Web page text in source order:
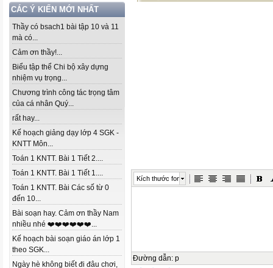
CÁC Ý KIẾN MỚI NHẤT
Thầy có bsach1 bài tập 10 và 11
mà có...
Cảm ơn thầy!...
Biểu tập thể Chi bộ xây dựng
nhiệm vụ trọng...
Chương trình công tác trọng tâm
của cá nhân Quý...
rất hay...
Kế hoạch giảng dạy lớp 4 SGK -
KNTT Môn...
Toán 1 KNTT. Bài 1 Tiết 2....
Toán 1 KNTT. Bài 1 Tiết 1....
Toán 1 KNTT. Bài Các số từ 0
đến 10...
Bài soạn hay. Cảm ơn thầy Nam
nhiều nhé ❤️❤️❤️❤️❤️❤️...
Kế hoạch bài soạn giáo án lớp 1
theo SGK...
Ngày hè không biết đi đâu chơi,
Kích thước font
Đường dẫn: p